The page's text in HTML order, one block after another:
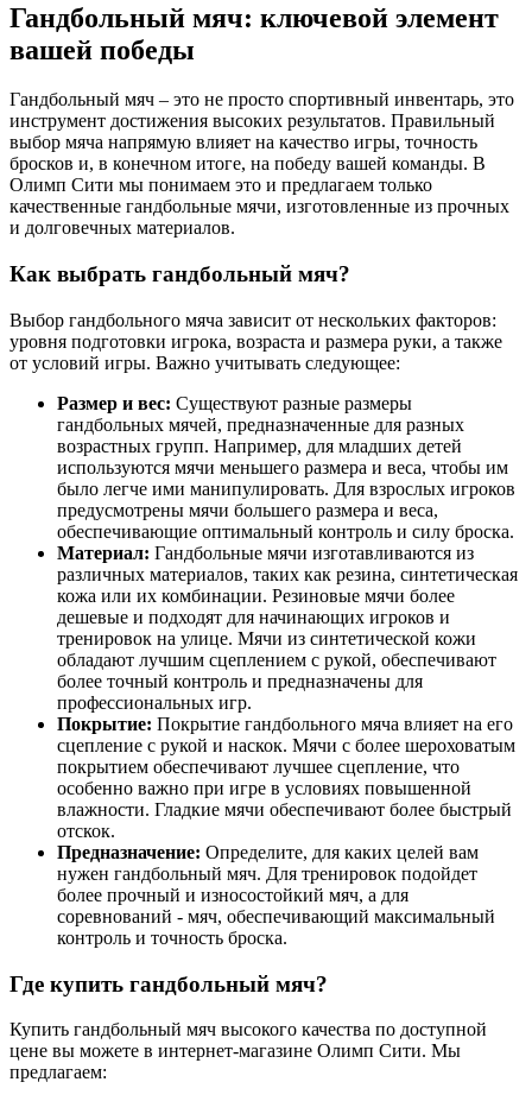
Гандбольный мяч: ключевой элемент
вашей победы
Гандбольный мяч – это не просто спортивный инвентарь, это
инструмент достижения высоких результатов. Правильный
выбор мяча напрямую влияет на качество игры, точность
бросков и, в конечном итоге, на победу вашей команды. В
Олимп Сити мы понимаем это и предлагаем только
качественные гандбольные мячи, изготовленные из прочных
и долговечных материалов.
Как выбрать гандбольный мяч?
Выбор гандбольного мяча зависит от нескольких факторов:
уровня подготовки игрока, возраста и размера руки, а также
от условий игры. Важно учитывать следующее:
Размер и вес: Существуют разные размеры
гандбольных мячей, предназначенные для разных
возрастных групп. Например, для младших детей
используются мячи меньшего размера и веса, чтобы им
было легче ими манипулировать. Для взрослых игроков
предусмотрены мячи большего размера и веса,
обеспечивающие оптимальный контроль и силу броска.
Материал: Гандбольные мячи изготавливаются из
различных материалов, таких как резина, синтетическая
кожа или их комбинации. Резиновые мячи более
дешевые и подходят для начинающих игроков и
тренировок на улице. Мячи из синтетической кожи
обладают лучшим сцеплением с рукой, обеспечивают
более точный контроль и предназначены для
профессиональных игр.
Покрытие: Покрытие гандбольного мяча влияет на его
сцепление с рукой и наскок. Мячи с более шероховатым
покрытием обеспечивают лучшее сцепление, что
особенно важно при игре в условиях повышенной
влажности. Гладкие мячи обеспечивают более быстрый
отскок.
Предназначение: Определите, для каких целей вам
нужен гандбольный мяч. Для тренировок подойдет
более прочный и износостойкий мяч, а для
соревнований - мяч, обеспечивающий максимальный
контроль и точность броска.
Где купить гандбольный мяч?
Купить гандбольный мяч высокого качества по доступной
цене вы можете в интернет-магазине Олимп Сити. Мы
предлагаем: